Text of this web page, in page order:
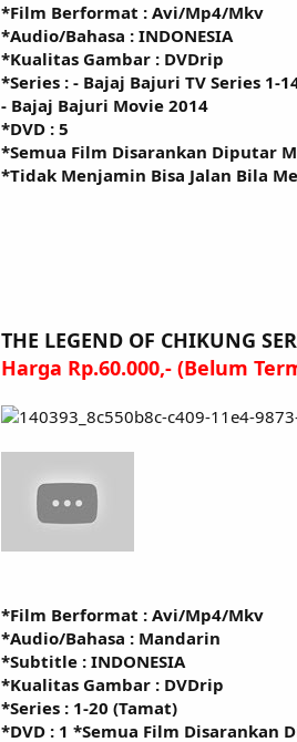
*Film Berformat : Avi/Mp4/Mkv
*Audio/Bahasa : INDONESIA
*Kualitas Gambar : DVDrip
*Series : - Bajaj Bajuri TV Series 1-
- Bajaj Bajuri Movie 2014
*DVD : 5
*Semua Film Disarankan Diputar
*Tidak Menjamin Bisa Jalan Bila
THE LEGEND OF CHIKUNG
Harga Rp.60.000,- (Belum
*Film Berformat : Avi/Mp4/Mkv
*Audio/Bahasa : Mandarin
*Subtitle : INDONESIA
*Kualitas Gambar : DVDrip
*Series : 1-20 (Tamat)
*DVD : 1 *Semua Film Disarankan